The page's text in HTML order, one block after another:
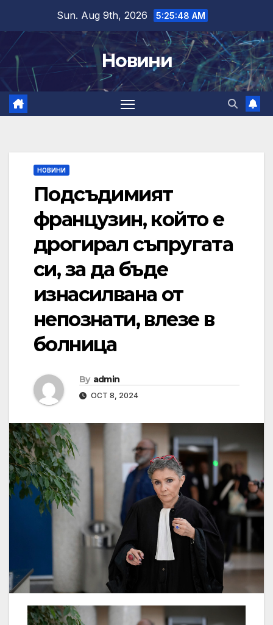
content
Sun. Aug 9th, 2026 5:25:49 AM
Новини
НОВИНИ
Подсъдимият
французин, който е
дрогирал съпругата
си, за да бъде
изнасилвана от
непознати, влезе в
болница
By admin
OCT 8, 2024